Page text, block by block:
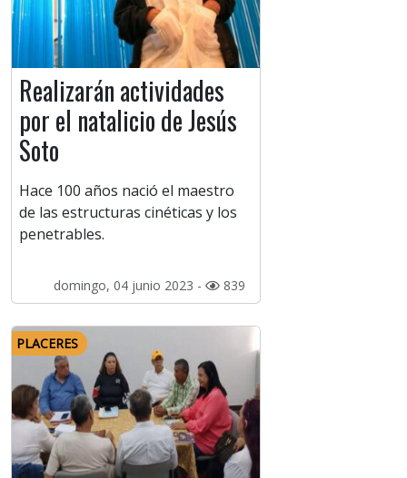
Realizarán actividades
por el natalicio de Jesús
Soto
Hace 100 años nació el maestro
de las estructuras cinéticas y los
penetrables.
domingo, 04 junio 2023 - 839
PLACERES